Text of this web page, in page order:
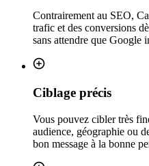
Contrairement au SEO,
trafic et des conversions
sans attendre que Google
Ciblage précis
Vous pouvez cibler très
audience, géographie ou
bon message à la bonne